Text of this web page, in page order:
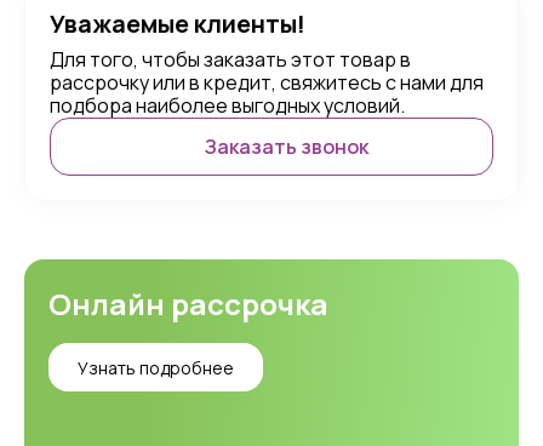
Уважаемые клиенты!
Для того, чтобы заказать этот товар в
рассрочку или в кредит, свяжитесь с нами для
подбора наиболее выгодных условий.
Заказать звонок
Онлайн рассрочка
Узнать подробнее